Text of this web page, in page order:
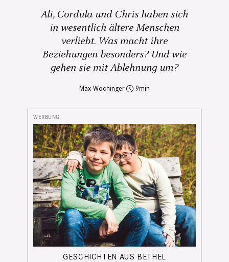
Ali, Cordula und Chris haben sich
in wesentlich ältere Menschen
verliebt. Was macht ihre
Beziehungen besonders? Und wie
gehen sie mit Ablehnung um?
Max Wochinger 9
GESCHICHTEN AUS BETHEL